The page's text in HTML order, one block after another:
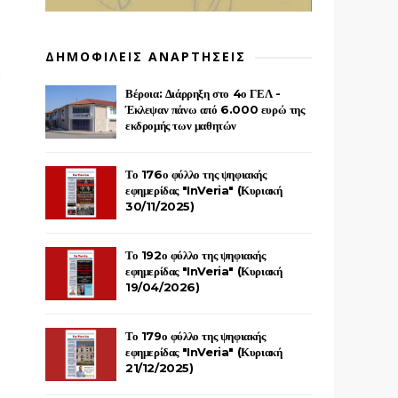
ΔΗΜΟΦΙΛΕΙΣ ΑΝΑΡΤΗΣΕΙΣ
Βέροια: Διάρρηξη στο 4ο ΓΕΛ -
Έκλεψαν πάνω από 6.000 ευρώ της
εκδρομής των μαθητών
Το 176ο φύλλο της ψηφιακής
εφημερίδας "InVeria" (Κυριακή
30/11/2025)
Το 192ο φύλλο της ψηφιακής
εφημερίδας "InVeria" (Κυριακή
19/04/2026)
Το 179ο φύλλο της ψηφιακής
εφημερίδας "InVeria" (Κυριακή
21/12/2025)